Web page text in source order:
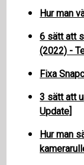
Hur man
6 sätt att
(2022) -
Fixa
3 sätt att
Update]
Hur man